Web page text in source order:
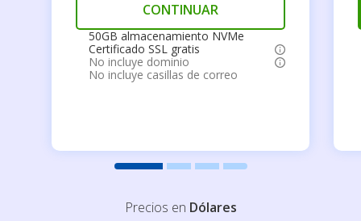
CONTINUAR
50GB almacenamiento NVMe
Certificado SSL gratis
No incluye dominio
No incluye casillas de correo
Precios en Dólares